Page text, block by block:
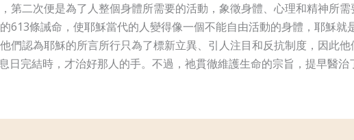
第二次便是為了人整個身體所需要的活動，象徵身體、心理和精神所
613條誡命，使耶穌當代的人變得像一個不能自由活動的身體，耶穌就
們認為耶穌的所言所行只為了標新立異、引人注目和反抗制度，因此他
日完結時，才治好那人的手。不過，祂貫徹維護生命的宗旨，提早醫